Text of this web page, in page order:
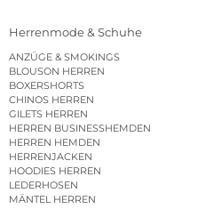
Herrenmode & Schuhe
ANZÜGE & SMOKINGS
BLOUSON HERREN
BOXERSHORTS
CHINOS HERREN
GILETS HERREN
HERREN BUSINESSHEMDEN
HERREN HEMDEN
HERRENJACKEN
HOODIES HERREN
LEDERHOSEN
MÄNTEL HERREN